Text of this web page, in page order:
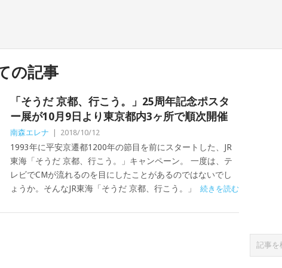
の記事
「そうだ 京都、行こう。」25周年記念ポスタ
ー展が10月9日より東京都内3ヶ所で順次開催
南森エレナ 2018/10/12
1993年に平安京遷都1200年の節目を前にスタートした、JR
東海「そうだ 京都、行こう。」キャンペーン。 一度は、テ
レビでCMが流れるのを目にしたことがあるのではないでし
ょうか。そんなJR東海「そうだ 京都、行こう。」
続きを読む